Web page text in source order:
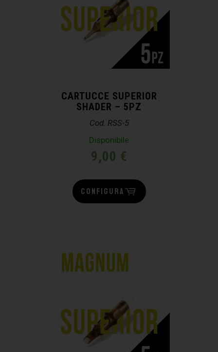
CARTUCCE SUPERIOR
SHADER – 5PZ
Cod. RSS-5
Disponibile
9,00 €
CONFIGURA